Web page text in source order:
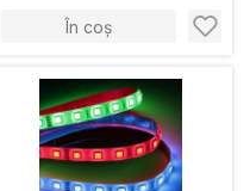
În coș